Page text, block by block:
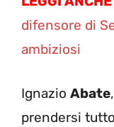
difensore di
ambiziosi
Ignazio Abate
prendersi